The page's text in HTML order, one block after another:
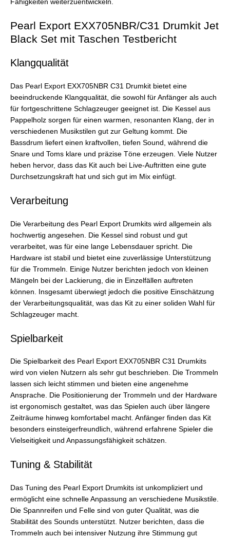
Fähigkeiten weiterzuentwickeln.
Pearl Export EXX705NBR/C31 Drumkit Jet
Black Set mit Taschen Testbericht
Klangqualität
Das Pearl Export EXX705NBR C31 Drumkit bietet eine
beeindruckende Klangqualität, die sowohl für Anfänger als auch
für fortgeschrittene Schlagzeuger geeignet ist. Die Kessel aus
Pappelholz sorgen für einen warmen, resonanten Klang, der in
verschiedenen Musikstilen gut zur Geltung kommt. Die
Bassdrum liefert einen kraftvollen, tiefen Sound, während die
Snare und Toms klare und präzise Töne erzeugen. Viele Nutzer
heben hervor, dass das Kit auch bei Live-Auftritten eine gute
Durchsetzungskraft hat und sich gut im Mix einfügt.
Verarbeitung
Die Verarbeitung des Pearl Export Drumkits wird allgemein als
hochwertig angesehen. Die Kessel sind robust und gut
verarbeitet, was für eine lange Lebensdauer spricht. Die
Hardware ist stabil und bietet eine zuverlässige Unterstützung
für die Trommeln. Einige Nutzer berichten jedoch von kleinen
Mängeln bei der Lackierung, die in Einzelfällen auftreten
können. Insgesamt überwiegt jedoch die positive Einschätzung
der Verarbeitungsqualität, was das Kit zu einer soliden Wahl für
Schlagzeuger macht.
Spielbarkeit
Die Spielbarkeit des Pearl Export EXX705NBR C31 Drumkits
wird von vielen Nutzern als sehr gut beschrieben. Die Trommeln
lassen sich leicht stimmen und bieten eine angenehme
Ansprache. Die Positionierung der Trommeln und der Hardware
ist ergonomisch gestaltet, was das Spielen auch über längere
Zeiträume hinweg komfortabel macht. Anfänger finden das Kit
besonders einsteigerfreundlich, während erfahrene Spieler die
Vielseitigkeit und Anpassungsfähigkeit schätzen.
Tuning & Stabilität
Das Tuning des Pearl Export Drumkits ist unkompliziert und
ermöglicht eine schnelle Anpassung an verschiedene Musikstile.
Die Spannreifen und Felle sind von guter Qualität, was die
Stabilität des Sounds unterstützt. Nutzer berichten, dass die
Trommeln auch bei intensiver Nutzung ihre Stimmung gut